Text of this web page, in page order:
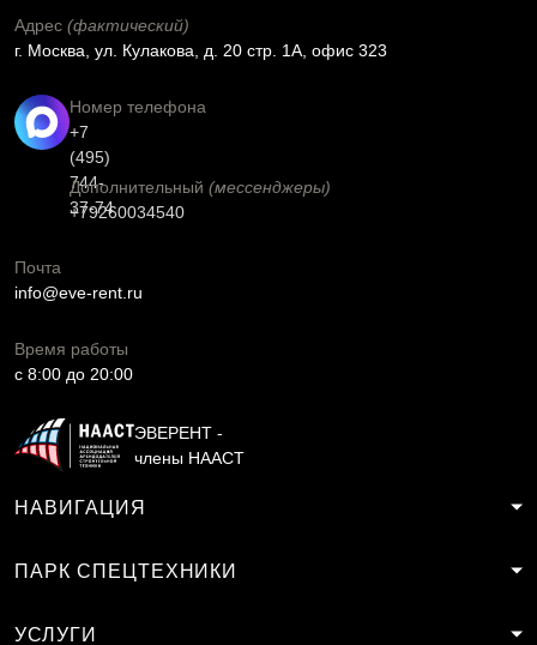
Адрес (фактический)
г. Москва, ул. Кулакова, д. 20 стр. 1А, офис 323
Номер телефона
+7
(495)
744-
37-74
Дополнительный (мессенджеры)
+79260034540
Почта
info@eve-rent.ru
Время работы
c 8:00 до 20:00
ЭВЕРЕНТ -
члены НААСТ
НАВИГАЦИЯ
ПАРК СПЕЦТЕХНИКИ
УСЛУГИ